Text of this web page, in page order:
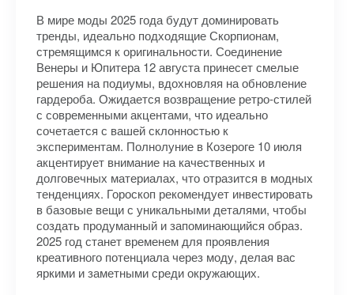
В мире моды 2025 года будут доминировать
тренды, идеально подходящие Скорпионам,
стремящимся к оригинальности. Соединение
Венеры и Юпитера 12 августа принесет смелые
решения на подиумы, вдохновляя на обновление
гардероба. Ожидается возвращение ретро-стилей
с современными акцентами, что идеально
сочетается с вашей склонностью к
экспериментам. Полнолуние в Козероге 10 июля
акцентирует внимание на качественных и
долговечных материалах, что отразится в модных
тенденциях. Гороскоп рекомендует инвестировать
в базовые вещи с уникальными деталями, чтобы
создать продуманный и запоминающийся образ.
2025 год станет временем для проявления
креативного потенциала через моду, делая вас
яркими и заметными среди окружающих.